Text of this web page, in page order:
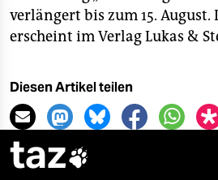
verlängert bis zum 15. August.
erscheint im Verlag Lukas &
Diesen Artikel teilen
taz